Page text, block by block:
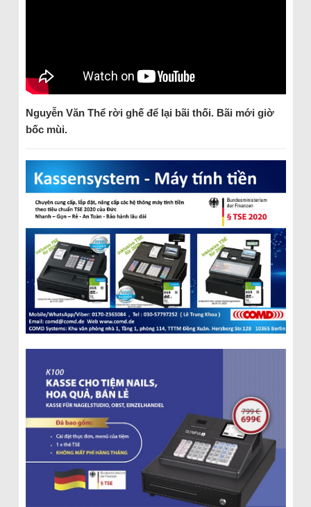
Nguyễn Văn Thể rời ghế để lại bãi thối. Bãi mới giờ
bốc mùi.